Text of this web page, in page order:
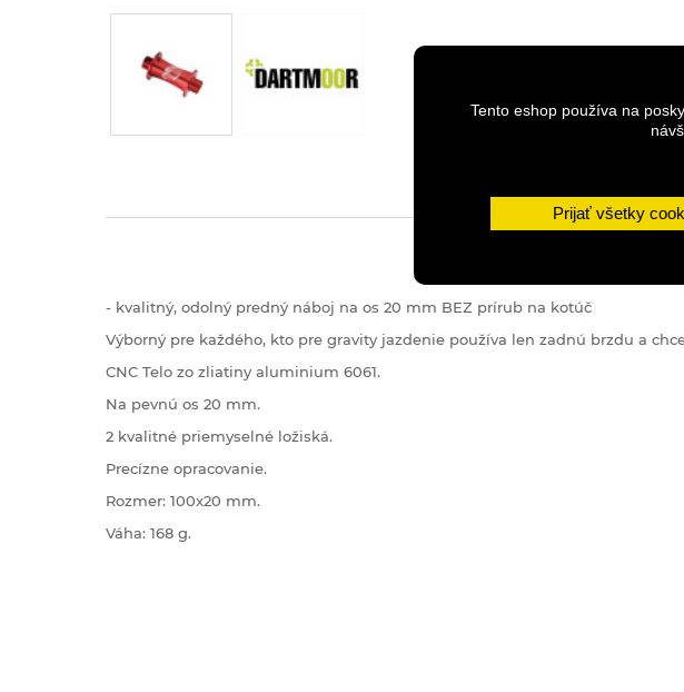
Tento eshop používa na
Prijať všetky
- kvalitný, odolný predný náboj na os 20 mm BEZ prírub na kotúč
Výborný pre každého, kto pre gravity jazdenie používa len zadnú brzdu a
CNC Telo zo zliatiny aluminium 6061.
Na pevnú os 20 mm.
2 kvalitné priemyselné ložiská.
Precízne opracovanie.
Rozmer: 100x20 mm.
Váha: 168 g.